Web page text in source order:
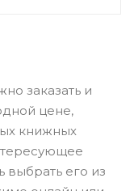
заказать и
цене,
книжных
выбрать его из